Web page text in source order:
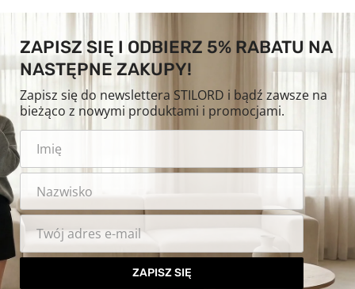
ZAPISZ SIĘ I ODBIERZ 5% RABATU NA
NASTĘPNE ZAKUPY!
Zapisz się do newslettera STILORD i bądź zawsze na
bieżąco z nowymi produktami i promocjami.
ZAPISZ SIĘ